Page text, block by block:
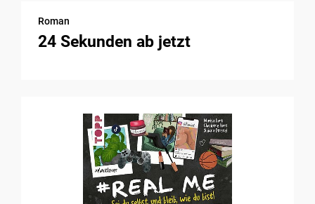
Roman
24 Sekunden ab jetzt